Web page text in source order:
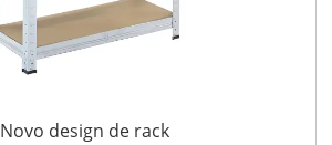
Novo design de rack